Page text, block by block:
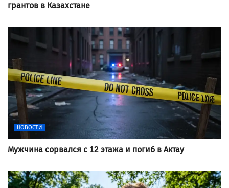
грантов в Казахстане
НОВОСТИ
Мужчина сорвался с 12 этажа и погиб в Актау